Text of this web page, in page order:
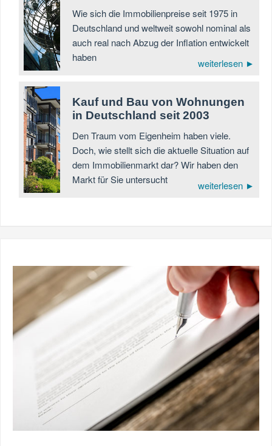
Wie sich die Immobilienpreise seit 1975 in
Deutschland und weltweit sowohl nominal als
auch real nach Abzug der Inflation entwickelt
haben
weiterlesen ►
Kauf und Bau von Wohnungen
in Deutschland seit 2003
Den Traum vom Eigenheim haben viele.
Doch, wie stellt sich die aktuelle Situation auf
dem Immobilienmarkt dar? Wir haben den
Markt für Sie untersucht
weiterlesen ►